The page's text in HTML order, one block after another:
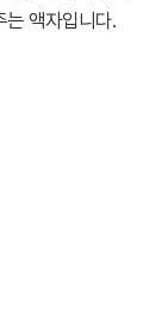
액자입니다.